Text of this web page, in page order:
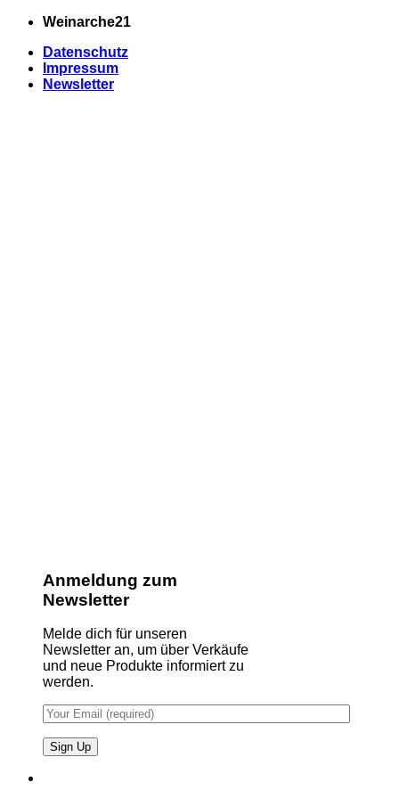
Zum
springen
Weinarche21
Datenschutz
Impressum
Newsletter
Anmeldung zum
Newsletter
Melde dich für unseren
Newsletter an, um über Verkäufe
und neue Produkte informiert zu
werden.